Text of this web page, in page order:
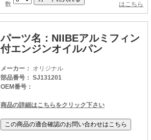
数
はこちら
パーツ名：NIIBEアルミフィン
付エンジンオイルパン
メーカー： オリジナル
部品番号： SJ131201
OEM番号：
商品の詳細はこちらをクリック下さい